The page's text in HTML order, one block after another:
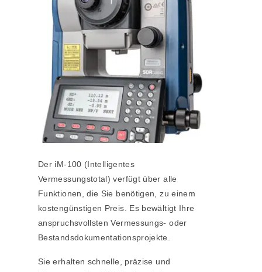
Der iM-100 (Intelligentes
Vermessungstotal) verfügt über alle
Funktionen, die Sie benötigen, zu einem
kostengünstigen Preis. Es bewältigt Ihre
anspruchsvollsten Vermessungs- oder
Bestandsdokumentationsprojekte.
Sie erhalten schnelle, präzise und